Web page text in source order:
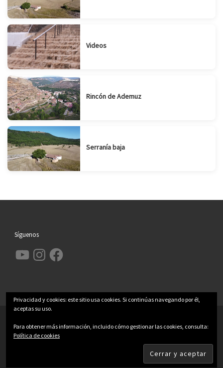
Videos
Rincón de Ademuz
Serranía baja
Síguenos
YouTube InstagramFacebook
Funciona con
Privacidad y cookies: este sitio usa cookies. Si continúas navegando por él,
aceptas su uso.
Para obtener más información, incluido cómo gestionar las cookies, consulta:
Política de cookies